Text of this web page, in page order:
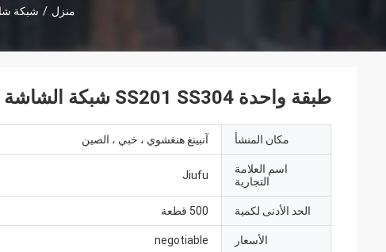
منزل / شبكة
طبقة واحدة SS201 SS304 شبكة الشاشة الطارد مع إطار غير الصدأ
مكان المنشأ آنبينغ هنغشوي ، خبي ، الصين
اسم العلامة
التجارية
Jiufu
الحد الأدنى لكمية 500 قطعة
الأسعار negotiable